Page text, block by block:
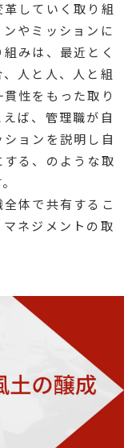
していく取り組
やミッションに
みは、最近とく
人と人、人と組
性をもった取り
ば、管理職が自
ョンを説明し自
る、のような取
体で共有するこ
ネジメントの取